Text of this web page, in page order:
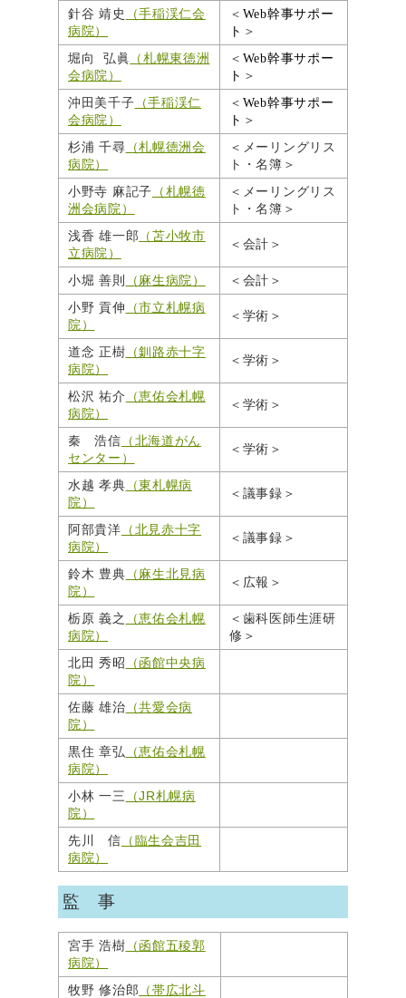
針谷 靖史
（手稲渓仁会
病院）
＜ Web幹事サポー
ト ＞
堀向 弘眞 （札幌東徳洲
会病院）
＜ Web幹事サポー
ト ＞
沖田美千子 （手稲渓仁
会病院）
＜ Web幹事サポー
ト ＞
杉浦 千尋 （札幌徳洲会
病院）
＜メーリングリス
ト・名簿＞
小野寺 麻記子 （札幌徳
洲会病院）
＜メーリングリス
ト・名簿＞
浅香 雄一郎 （苫小牧市
立病院）
＜会計＞
小堀 善則 （麻生病院）
＜会計＞
小野 貢伸 （市立札幌病
院）
＜学術＞
道念 正樹 （釧路赤十字
病院）
＜学術＞
松沢 祐介 （恵佑会札幌
病院）
＜学術＞
秦 浩信 （北海道がん
センター）
＜学術＞
水越 孝典 （東札幌病
院）
＜議事録＞
阿部貴洋 （北見赤十字
病院）
＜議事録＞
鈴木 豊典 （麻生北見病
院）
＜広報＞
栃原 義之
（恵佑会札幌
病院）
＜歯科医師生涯研
修＞
北田 秀昭 （函館中央病
院）
佐藤 雄治 （共愛会病
院）
黒住 章弘 （恵佑会札幌
病院）
小林 一三 （JR札幌病
院）
先川 信 （臨生会吉田
病院）
監 事
宮手 浩樹 （函館五稜郭
病院）
牧野 修治郎 （帯広北斗